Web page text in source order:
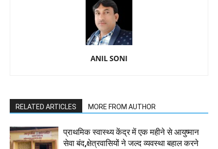
ANIL SONI
RELATED ARTICLES MORE FROM AUTHOR
प्राथमिक स्वास्थ्य केंद्र में एक महीने से आयुष्मान
सेवा बंद,क्षेत्रवासियों ने जल्द व्यवस्था बहाल करने